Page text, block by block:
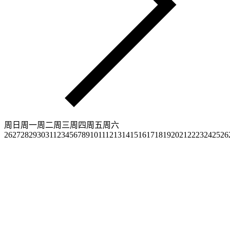
周日 周一周二周三周四周五周六
2627282930311 23456789101112131415161718192021 2223242526